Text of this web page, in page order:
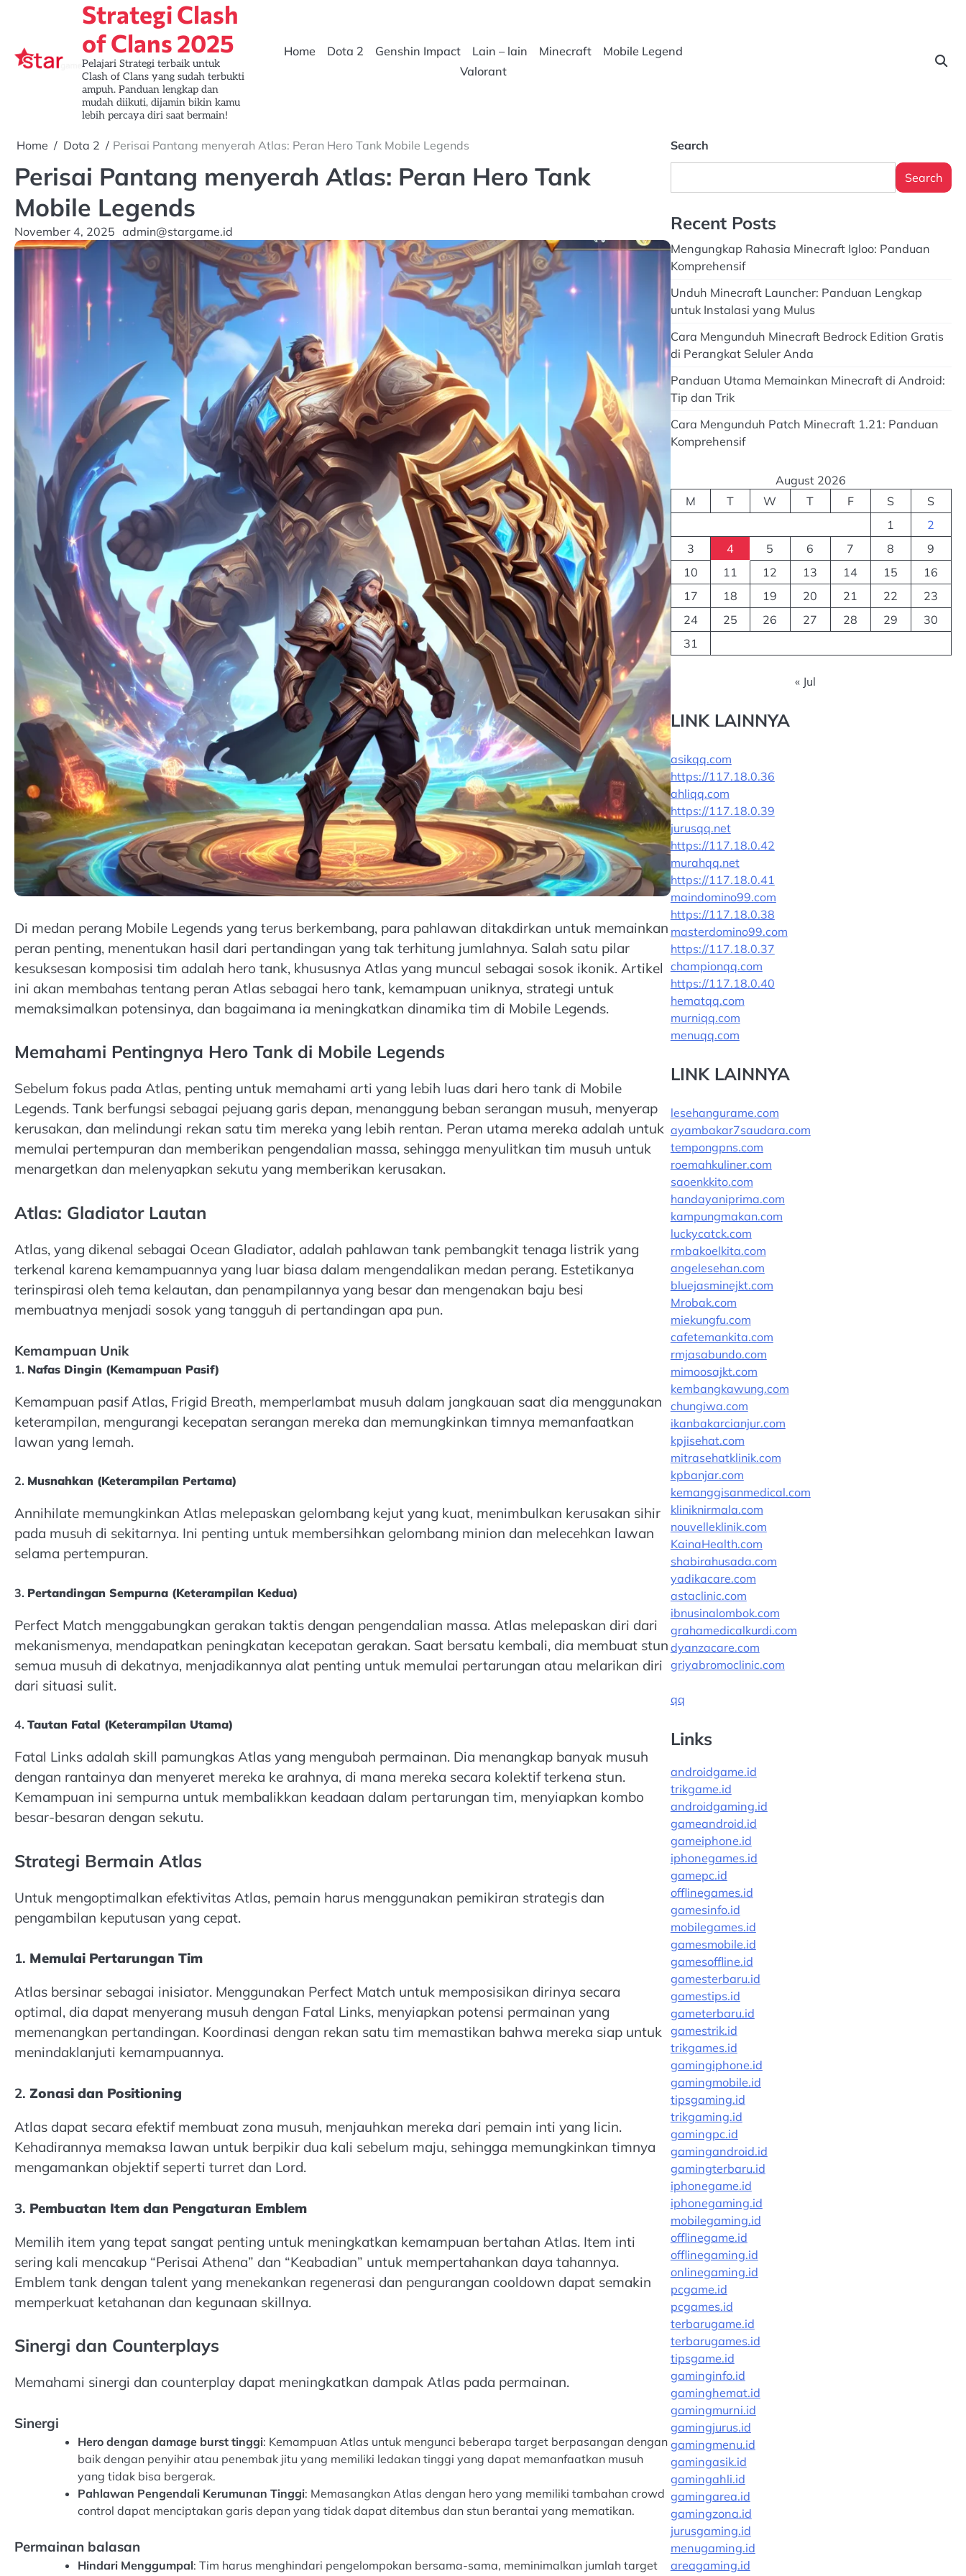
Strategi Clash
of Clans 2025
Pelajari Strategi terbaik untuk
Clash of Clans yang sudah terbukti
ampuh. Panduan lengkap dan
mudah diikuti, dijamin bikin kamu
lebih percaya diri saat bermain!
Home Dota 2 Genshin Impact Lain – lain Minecraft
Mobile Legend
Valorant
Home Dota 2 Perisai Pantang menyerah Atlas: Peran Hero Tank Mobile Legends
Perisai Pantang menyerah Atlas: Peran Hero Tank
Mobile Legends
November 4, 2025 admin@stargame.id
Di medan perang Mobile Legends yang terus berkembang, para pahlawan ditakdirkan untuk memainkan
peran penting, menentukan hasil dari pertandingan yang tak terhitung jumlahnya. Salah satu pilar
kesuksesan komposisi tim adalah hero tank, khususnya Atlas yang muncul sebagai sosok ikonik. Artikel
ini akan membahas tentang peran Atlas sebagai hero tank, kemampuan uniknya, strategi untuk
memaksimalkan potensinya, dan bagaimana ia meningkatkan dinamika tim di Mobile Legends.
Memahami Pentingnya Hero Tank di Mobile Legends
Sebelum fokus pada Atlas, penting untuk memahami arti yang lebih luas dari hero tank di Mobile
Legends. Tank berfungsi sebagai pejuang garis depan, menanggung beban serangan musuh, menyerap
kerusakan, dan melindungi rekan satu tim mereka yang lebih rentan. Peran utama mereka adalah untuk
memulai pertempuran dan memberikan pengendalian massa, sehingga menyulitkan tim musuh untuk
menargetkan dan melenyapkan sekutu yang memberikan kerusakan.
Atlas: Gladiator Lautan
Atlas, yang dikenal sebagai Ocean Gladiator, adalah pahlawan tank pembangkit tenaga listrik yang
terkenal karena kemampuannya yang luar biasa dalam mengendalikan medan perang. Estetikanya
terinspirasi oleh tema kelautan, dan penampilannya yang besar dan mengenakan baju besi
membuatnya menjadi sosok yang tangguh di pertandingan apa pun.
Kemampuan Unik
1. Nafas Dingin (Kemampuan Pasif)
Kemampuan pasif Atlas, Frigid Breath, memperlambat musuh dalam jangkauan saat dia menggunakan
keterampilan, mengurangi kecepatan serangan mereka dan memungkinkan timnya memanfaatkan
lawan yang lemah.
2. Musnahkan (Keterampilan Pertama)
Annihilate memungkinkan Atlas melepaskan gelombang kejut yang kuat, menimbulkan kerusakan sihir
pada musuh di sekitarnya. Ini penting untuk membersihkan gelombang minion dan melecehkan lawan
selama pertempuran.
3. Pertandingan Sempurna (Keterampilan Kedua)
Perfect Match menggabungkan gerakan taktis dengan pengendalian massa. Atlas melepaskan diri dari
mekanismenya, mendapatkan peningkatan kecepatan gerakan. Saat bersatu kembali, dia membuat stun
semua musuh di dekatnya, menjadikannya alat penting untuk memulai pertarungan atau melarikan diri
dari situasi sulit.
4. Tautan Fatal (Keterampilan Utama)
Fatal Links adalah skill pamungkas Atlas yang mengubah permainan. Dia menangkap banyak musuh
dengan rantainya dan menyeret mereka ke arahnya, di mana mereka secara kolektif terkena stun.
Kemampuan ini sempurna untuk membalikkan keadaan dalam pertarungan tim, menyiapkan kombo
besar-besaran dengan sekutu.
Strategi Bermain Atlas
Untuk mengoptimalkan efektivitas Atlas, pemain harus menggunakan pemikiran strategis dan
pengambilan keputusan yang cepat.
1. Memulai Pertarungan Tim
Atlas bersinar sebagai inisiator. Menggunakan Perfect Match untuk memposisikan dirinya secara
optimal, dia dapat menyerang musuh dengan Fatal Links, menyiapkan potensi permainan yang
memenangkan pertandingan. Koordinasi dengan rekan satu tim memastikan bahwa mereka siap untuk
menindaklanjuti kemampuannya.
2. Zonasi dan Positioning
Atlas dapat secara efektif membuat zona musuh, menjauhkan mereka dari pemain inti yang licin.
Kehadirannya memaksa lawan untuk berpikir dua kali sebelum maju, sehingga memungkinkan timnya
mengamankan objektif seperti turret dan Lord.
3. Pembuatan Item dan Pengaturan Emblem
Memilih item yang tepat sangat penting untuk meningkatkan kemampuan bertahan Atlas. Item inti
sering kali mencakup “Perisai Athena” dan “Keabadian” untuk mempertahankan daya tahannya.
Emblem tank dengan talent yang menekankan regenerasi dan pengurangan cooldown dapat semakin
memperkuat ketahanan dan kegunaan skillnya.
Sinergi dan Counterplays
Memahami sinergi dan counterplay dapat meningkatkan dampak Atlas pada permainan.
Sinergi
Hero dengan damage burst tinggi: Kemampuan Atlas untuk mengunci beberapa target berpasangan dengan
baik dengan penyihir atau penembak jitu yang memiliki ledakan tinggi yang dapat memanfaatkan musuh
yang tidak bisa bergerak.
Pahlawan Pengendali Kerumunan Tinggi: Memasangkan Atlas dengan hero yang memiliki tambahan crowd
control dapat menciptakan garis depan yang tidak dapat ditembus dan stun berantai yang mematikan.
Permainan balasan
Hindari Menggumpal: Tim harus menghindari pengelompokan bersama-sama, meminimalkan jumlah target
Search
Search
Recent Posts
Mengungkap Rahasia Minecraft Igloo: Panduan
Komprehensif
Unduh Minecraft Launcher: Panduan Lengkap
untuk Instalasi yang Mulus
Cara Mengunduh Minecraft Bedrock Edition Gratis
di Perangkat Seluler Anda
Panduan Utama Memainkan Minecraft di Android:
Tip dan Trik
Cara Mengunduh Patch Minecraft 1.21: Panduan
Komprehensif
August 2026
M
T W T F S
S
1
2
3
4 5 6 7 8
9
10
11 12 13 14 15
16
17
18 19 20 21 22
23
24
25 26 27 28 29
30
31
« Jul
LINK LAINNYA
asikqq.com
https://117.18.0.36
ahliqq.com
https://117.18.0.39
jurusqq.net
https://117.18.0.42
murahqq.net
https://117.18.0.41
maindomino99.com
https://117.18.0.38
masterdomino99.com
https://117.18.0.37
championqq.com
https://117.18.0.40
hematqq.com
murniqq.com
menuqq.com
LINK LAINNYA
lesehangurame.com
ayambakar7saudara.com
tempongpns.com
roemahkuliner.com
saoenkkito.com
handayaniprima.com
kampungmakan.com
luckycatck.com
rmbakoelkita.com
angelesehan.com
bluejasminejkt.com
Mrobak.com
miekungfu.com
cafetemankita.com
rmjasabundo.com
mimoosajkt.com
kembangkawung.com
chungiwa.com
ikanbakarcianjur.com
kpjisehat.com
mitrasehatklinik.com
kpbanjar.com
kemanggisanmedical.com
kliniknirmala.com
nouvelleklinik.com
KainaHealth.com
shabirahusada.com
yadikacare.com
astaclinic.com
ibnusinalombok.com
grahamedicalkurdi.com
dyanzacare.com
griyabromoclinic.com
qq
Links
androidgame.id
trikgame.id
androidgaming.id
gameandroid.id
gameiphone.id
iphonegames.id
gamepc.id
offlinegames.id
gamesinfo.id
mobilegames.id
gamesmobile.id
gamesoffline.id
gamesterbaru.id
gamestips.id
gameterbaru.id
gamestrik.id
trikgames.id
gamingiphone.id
gamingmobile.id
tipsgaming.id
trikgaming.id
gamingpc.id
gamingandroid.id
gamingterbaru.id
iphonegame.id
iphonegaming.id
mobilegaming.id
offlinegame.id
offlinegaming.id
onlinegaming.id
pcgame.id
pcgames.id
terbarugame.id
terbarugames.id
tipsgame.id
gaminginfo.id
gaminghemat.id
gamingmurni.id
gamingjurus.id
gamingmenu.id
gamingasik.id
gamingahli.id
gamingarea.id
gamingzona.id
jurusgaming.id
menugaming.id
areagaming.id